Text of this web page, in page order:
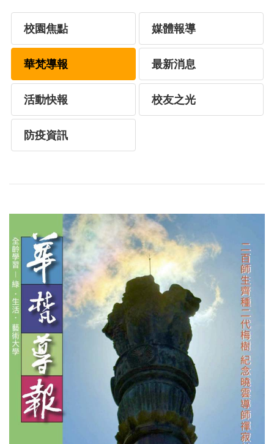
校園焦點 媒體報導
華梵導報 最新消息
活動快報 校友之光
防疫資訊